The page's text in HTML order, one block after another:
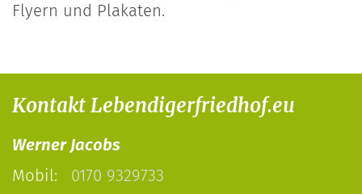
Flyern und Plakaten.
Kontakt Lebendigerfriedhof.eu
Werner Jacobs
Mobil:
0170 9329733